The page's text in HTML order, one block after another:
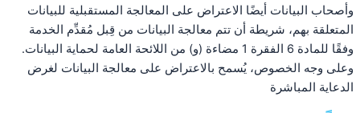
وأصحاب البيانات أيضًا الاعتراض على المعالجة المستقبلية للبيانات
المتعلقة بهم، شريطة أن تتم معالجة البيانات من قِبل مُقدِّم الخدمة
وفقًا للمادة 6 الفقرة 1 مضاءة (و) من اللائحة العامة لحماية البيانات.
وعلى وجه الخصوص، يُسمح بالاعتراض على معالجة البيانات لغرض
الدعاية المباشرة